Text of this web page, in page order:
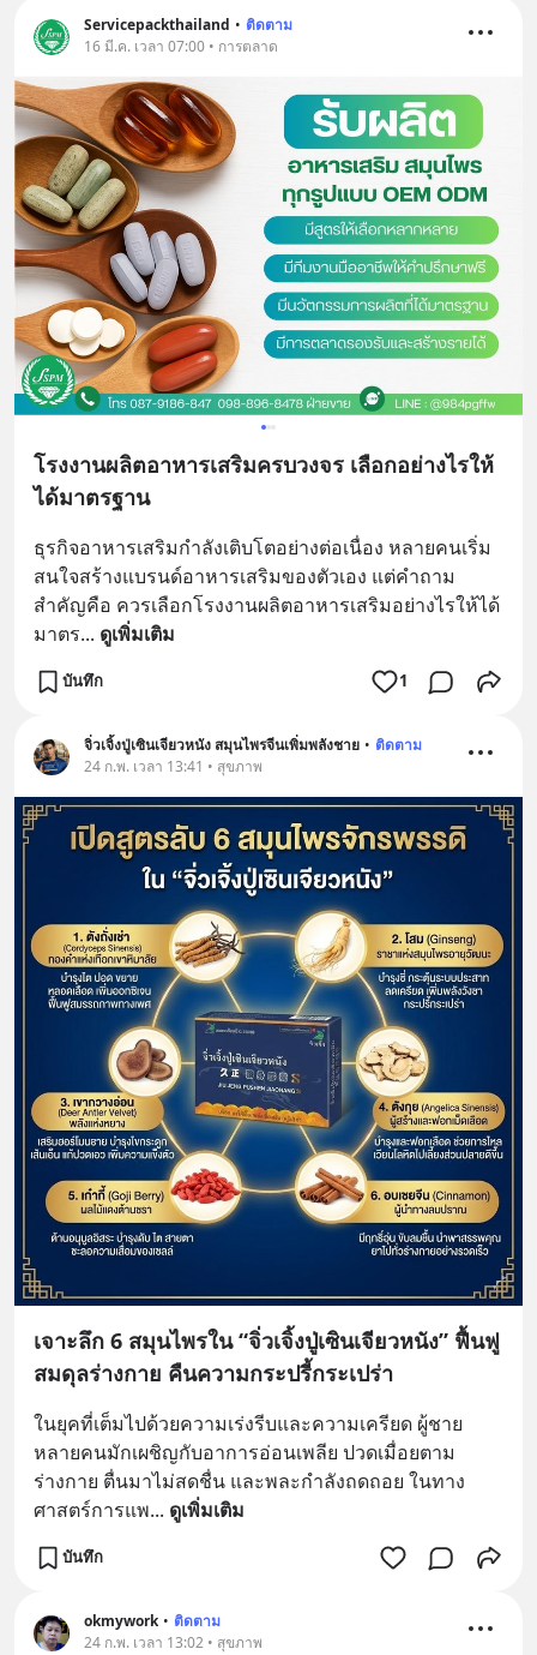
Servicepackthailand • ติดตาม
16 มี.ค. เวลา 07:00 • การตลาด
โรงงานผลิตอาหารเสริมครบวงจร เลือกอย่างไรให้
ได้มาตรฐาน
ธุรกิจอาหารเสริมกำลังเติบโตอย่างต่อเนื่อง หลายคนเริ่ม
สนใจสร้างแบรนด์อาหารเสริมของตัวเอง แต่คำถาม
สำคัญคือ ควรเลือกโรงงานผลิตอาหารเสริมอย่างไรให้ได้
มาตร... ดูเพิ่มเติม
บันทึก 1
จิ่วเจิ้งปู่เซินเจียวหนัง สมุนไพรจีนเพิ่มพลังชาย • ติดตาม
24 ก.พ. เวลา 13:41 • สุขภาพ
เจาะลึก 6 สมุนไพรใน “จิ่วเจิ้งปู่เซินเจียวหนัง” ฟื้นฟู
สมดุลร่างกาย คืนความกระปรี้กระเปร่า
ในยุคที่เต็มไปด้วยความเร่งรีบและความเครียด ผู้ชาย
หลายคนมักเผชิญกับอาการอ่อนเพลีย ปวดเมื่อยตาม
ร่างกาย ตื่นมาไม่สดชื่น และพละกำลังถดถอย ในทาง
ศาสตร์การแพ... ดูเพิ่มเติม
บันทึก
okmywork • ติดตาม
24 ก.พ. เวลา 13:02 • สุขภาพ